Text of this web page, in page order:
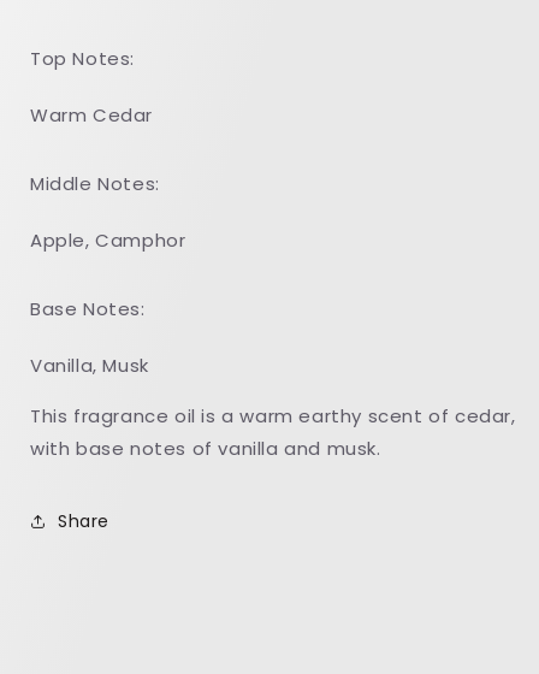
Top Notes:
Warm Cedar
Middle Notes:
Apple, Camphor
Base Notes:
Vanilla, Musk
This fragrance oil is a warm earthy scent of cedar,
with base notes of vanilla and musk.
Share